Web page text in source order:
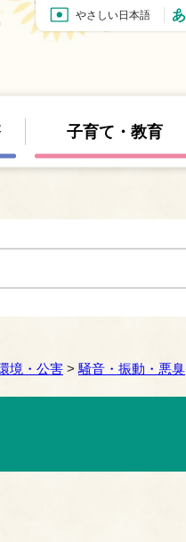
やさしい日本語
子育て・教育
境・公害 > 騒音・振動・悪臭